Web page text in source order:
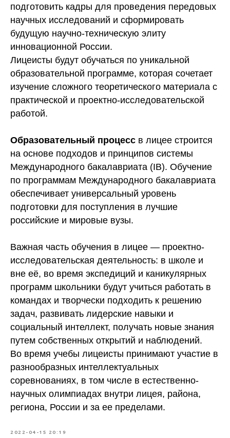
подготовить кадры для проведения передовых
научных исследований и сформировать
будущую научно-техническую элиту
инновационной России.
Лицеисты будут обучаться по уникальной
образовательной программе, которая сочетает
изучение сложного теоретического материала с
практической и проектно-исследовательской
работой.
Образовательный процесс в лицее строится
на основе подходов и принципов системы
Международного бакалавриата (IB). Обучение
по программам Международного бакалавриата
обеспечивает универсальный уровень
подготовки для поступления в лучшие
российские и мировые вузы.
Важная часть обучения в лицее — проектно-
исследовательская деятельность: в школе и
вне её, во время экспедиций и каникулярных
программ школьники будут учиться работать в
командах и творчески подходить к решению
задач, развивать лидерские навыки и
социальный интеллект, получать новые знания
путем собственных открытий и наблюдений.
Во время учебы лицеисты принимают участие в
разнообразных интеллектуальных
соревнованиях, в том числе в естественно-
научных олимпиадах внутри лицея, района,
региона, России и за ее пределами.
2022-04-15 20:19